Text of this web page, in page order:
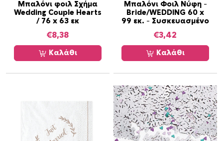
Μπαλόνι φοιλ Σχήμα
Wedding Couple Hearts
/ 76 x 63 εκ
€8,38
Καλάθι
Μπαλόνι Φοιλ Νύφη –
Bride/WEDDING ​60 x
99 εκ. – Συσκευασμένο
€3,42
Καλάθι